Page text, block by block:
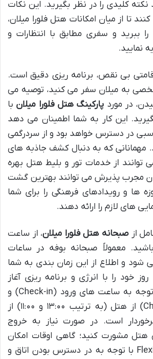
کلیدی را در نظر بگیرید. این نکات
تا از میان امکانات هتل فلورا میلان،
را ببرید و سفری مطابق با انتظارات و
نمایید.
بی نقص، برنامه ریزی دقیق است.
به میلان سفر می کنید، توصیه می
در مورد پارکینگ هتل فلورا میلانبا
این کار به شما اطمینان می دهد
در دسترس خواهد بود و از سردرگمی
مهمانانی که به دنبال کشف جاذبه های
توانند از خدمات تور و بلیط هتل بهره
مجرب پذیرش می توانند بهترین گشت
ها و رویدادهای فرهنگی را برای شما
های لازم را ارائه دهند.
از صبحانه هتل فلورا میلان، از ساعت
معمولاً صبحانه بوفه در ساعات
شود و اطلاع از این زمان بندی به شما
خود را با انرژی و برنامه ریزی آغاز
کنید. همچنین، توجه به ساعت های ورود (Check-in) و
خروج (Check-out) از هتل (به ترتیب ۱۳:۰۰ و ۱۱:۰۰) از
است. در صورت نیاز به خروج
هتل مشورت کنید؛ گاهی اوقات امکان
Flexible Check-out با توجه به در دسترس بودن اتاق و